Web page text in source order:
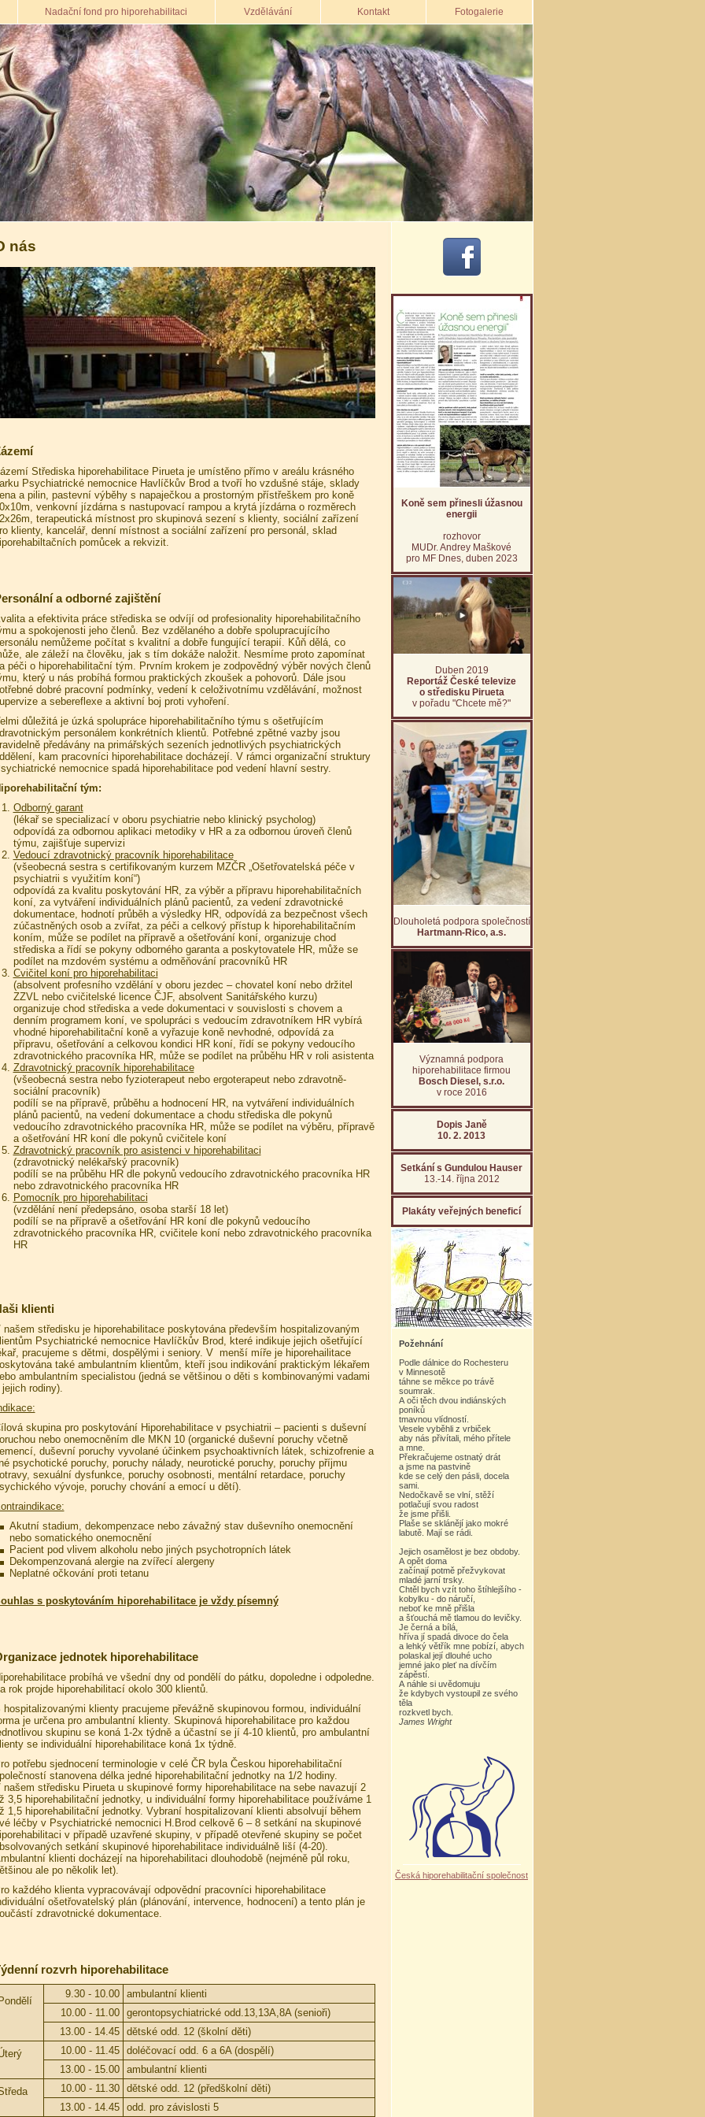
Nadační fond pro hiporehabilitaci Vzdělávání Kontakt Fotogalerie
Koně sem přinesli úžasnou
energii
rozhovor
MUDr. Andrey Maškové
pro MF Dnes, duben 2023
Duben 2019
Reportáž České televize
o středisku Pirueta
v pořadu "Chcete mě?"
Dlouholetá podpora společností
Hartmann-Rico, a.s.
Významná podpora
hiporehabilitace firmou
Bosch Diesel, s.r.o.
v roce 2016
Dopis Janě
10. 2. 2013
Setkání s Gundulou Hauser
13.-14. října 2012
Plakáty veřejných beneficí
Požehnání
Podle dálnice do Rochesteru
v Minnesotě
táhne se měkce po trávě
soumrak.
A oči těch dvou indiánských
poníků
tmavnou vlídností.
Vesele vyběhli z vrbiček
aby nás přivítali, mého přítele
a mne.
Překračujeme ostnatý drát
a jsme na pastvině
kde se celý den pásli, docela
sami.
Nedočkavě se vlní, stěží
potlačují svou radost
že jsme přišli.
Plaše se sklánějí jako mokré
labutě. Mají se rádi.
Jejich osamělost je bez obdoby.
A opět doma
začínají potmě přežvykovat
mladé jarní trsky.
Chtěl bych vzít toho štíhlejšího -
kobylku - do náručí,
neboť ke mně přišla
a šťouchá mě tlamou do levičky.
Je černá a bílá,
hříva jí spadá divoce do čela
a lehký větřík mne pobízí, abych
polaskal její dlouhé ucho
jemné jako pleť na dívčím
zápěstí.
A náhle si uvědomuju
že kdybych vystoupil ze svého
těla
rozkvetl bych.
James Wright
Česká hiporehabilitační společnost
nás
Střediska hiporehabilitace Pirueta je umístěno přímo v areálu krásného
Psychiatrické nemocnice Havlíčkův Brod a tvoří ho vzdušné stáje, sklady
a pilin, pastevní výběhy s napaječkou a prostorným přístřeškem pro koně
venkovní jízdárna s nastupovací rampou a krytá jízdárna o rozměrech
terapeutická místnost pro skupinová sezení s klienty, sociální zařízení
klienty, kancelář, denní místnost a sociální zařízení pro personál, sklad
pomůcek a rekvizit.
a odborné zajištění
a efektivita práce střediska se odvíjí od profesionality hiporehabilitačního
a spokojenosti jeho členů. Bez vzdělaného a dobře spolupracujícího
nemůžeme počítat s kvalitní a dobře fungující terapií. Kůň dělá, co
ale záleží na člověku, jak s tím dokáže naložit. Nesmíme proto zapomínat
péči o hiporehabilitační tým. Prvním krokem je zodpovědný výběr nových členů
který u nás probíhá formou praktických zkoušek a pohovorů. Dále jsou
dobré pracovní podmínky, vedení k celoživotnímu vzdělávání, možnost
a sebereflexe a aktivní boj proti vyhoření.
důležitá je úzká spolupráce hiporehabilitačního týmu s ošetřujícím
personálem konkrétních klientů. Potřebné zpětné vazby jsou
předávány na primářských sezeních jednotlivých psychiatrických
kam pracovníci hiporehabilitace docházejí. V rámci organizační struktury
nemocnice spadá hiporehabilitace pod vedení hlavní sestry.
tým:
Odborný garant
(lékař se specializací v oboru psychiatrie nebo klinický psycholog)
odpovídá za odbornou aplikaci metodiky v HR a za odbornou úroveň členů
týmu, zajišťuje supervizi
Vedoucí zdravotnický pracovník hiporehabilitace
(všeobecná sestra s certifikovaným kurzem MZČR „Ošetřovatelská péče v
psychiatrii s využitím koní“)
odpovídá za kvalitu poskytování HR, za výběr a přípravu hiporehabilitačních
koní, za vytváření individuálních plánů pacientů, za vedení zdravotnické
dokumentace, hodnotí průběh a výsledky HR, odpovídá za bezpečnost všech
zúčastněných osob a zvířat, za péči a celkový přístup k hiporehabilitačním
koním, může se podílet na přípravě a ošetřování koní, organizuje chod
střediska a řídí se pokyny odborného garanta a poskytovatele HR, může se
podílet na mzdovém systému a odměňování pracovníků HR
Cvičitel koní pro hiporehabilitaci
(absolvent profesního vzdělání v oboru jezdec – chovatel koní nebo držitel
ZZVL nebo cvičitelské licence ČJF, absolvent Sanitářského kurzu)
organizuje chod střediska a vede dokumentaci v souvislosti s chovem a
denním programem koní, ve spolupráci s vedoucím zdravotníkem HR vybírá
vhodné hiporehabilitační koně a vyřazuje koně nevhodné, odpovídá za
přípravu, ošetřování a celkovou kondici HR koní, řídí se pokyny vedoucího
zdravotnického pracovníka HR, může se podílet na průběhu HR v roli asistenta
Zdravotnický pracovník hiporehabilitace
(všeobecná sestra nebo fyzioterapeut nebo ergoterapeut nebo zdravotně-
sociální pracovník)
podílí se na přípravě, průběhu a hodnocení HR, na vytváření individuálních
plánů pacientů, na vedení dokumentace a chodu střediska dle pokynů
vedoucího zdravotnického pracovníka HR, může se podílet na výběru, přípravě
a ošetřování HR koní dle pokynů cvičitele koní
Zdravotnický pracovník pro asistenci v hiporehabilitaci
(zdravotnický nelékařský pracovník)
podílí se na průběhu HR dle pokynů vedoucího zdravotnického pracovníka HR
nebo zdravotnického pracovníka HR
Pomocník pro hiporehabilitaci
(vzdělání není předepsáno, osoba starší 18 let)
podílí se na přípravě a ošetřování HR koní dle pokynů vedoucího
zdravotnického pracovníka HR, cvičitele koní nebo zdravotnického pracovníka
HR
klienti
našem středisku je hiporehabilitace poskytována především hospitalizovaným
Psychiatrické nemocnice Havlíčkův Brod, které indikuje jejich ošetřující
pracujeme s dětmi, dospělými i seniory. V menší míře je hiporehailitace
také ambulantním klientům, kteří jsou indikování praktickým lékařem
ambulantním specialistou (jedná se většinou o děti s kombinovanými vadami
jejich rodiny).
skupina pro poskytování Hiporehabilitace v psychiatrii – pacienti s duševní
nebo onemocněním dle MKN 10 (organické duševní poruchy včetně
duševní poruchy vyvolané účinkem psychoaktivních látek, schizofrenie a
psychotické poruchy, poruchy nálady, neurotické poruchy, poruchy příjmu
sexuální dysfunkce, poruchy osobnosti, mentální retardace, poruchy
vývoje, poruchy chování a emocí u dětí).
Akutní stadium, dekompenzace nebo závažný stav duševního onemocnění
nebo somatického onemocnění
Pacient pod vlivem alkoholu nebo jiných psychotropních látek
Dekompenzovaná alergie na zvířecí alergeny
Neplatné očkování proti tetanu
s poskytováním hiporehabilitace je vždy písemný
jednotek hiporehabilitace
probíhá ve všední dny od pondělí do pátku, dopoledne i odpoledne.
rok projde hiporehabilitací okolo 300 klientů.
hospitalizovanými klienty pracujeme převážně skupinovou formou, individuální
je určena pro ambulantní klienty. Skupinová hiporehabilitace pro každou
skupinu se koná 1-2x týdně a účastní se jí 4-10 klientů, pro ambulantní
se individuální hiporehabilitace koná 1x týdně.
potřebu sjednocení terminologie v celé ČR byla Českou hiporehabilitační
stanovena délka jedné hiporehabilitační jednotky na 1/2 hodiny.
našem středisku Pirueta u skupinové formy hiporehabilitace na sebe navazují 2
3,5 hiporehabilitační jednotky, u individuální formy hiporehabilitace používáme 1
1,5 hiporehabilitační jednotky. Vybraní hospitalizovaní klienti absolvují během
léčby v Psychiatrické nemocnici H.Brod celkově 6 – 8 setkání na skupinové
v případě uzavřené skupiny, v případě otevřené skupiny se počet
setkání skupinové hiporehabilitace individuálně liší (4-20).
klienti docházejí na hiporehabilitaci dlouhodobě (nejméně půl roku,
ale po několik let).
každého klienta vypracovávají odpovědní pracovníci hiporehabilitace
ošetřovatelský plán (plánování, intervence, hodnocení) a tento plán je
zdravotnické dokumentace.
rozvrh hiporehabilitace
Pondělí
9.30 - 10.00
ambulantní klienti
10.00 - 11.00
gerontopsychiatrické odd.13,13A,8A (senioři)
13.00 - 14.45
dětské odd. 12 (školní děti)
10.00 - 11.45
doléčovací odd. 6 a 6A (dospělí)
13.00 - 15.00
ambulantní klienti
10.00 - 11.30
dětské odd. 12 (předškolní děti)
13.00 - 14.45
odd. pro závislosti 5